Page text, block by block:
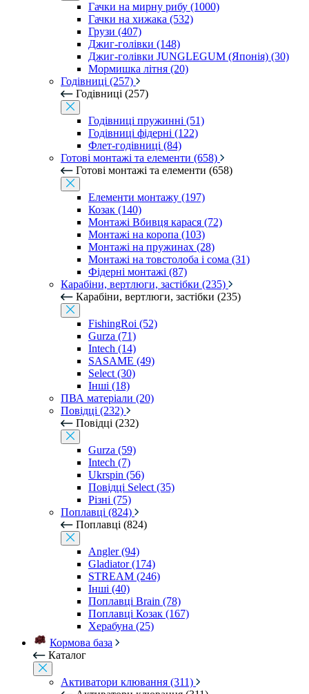
Гачки на мирну рибу (1000)
Гачки на хижака (532)
Грузи (407)
Джиг-голівки (148)
Джиг-голівки JUNGLEGUM (Японія) (30)
Мормишка літня (20)
Годівниці (257)
Годівниці (257)
Годівниці пружинні (51)
Годівниці фідерні (122)
Флет-годівниці (84)
Готові монтажі та елементи (658)
Готові монтажі та елементи (658)
Елементи монтажу (197)
Козак (140)
Монтажі Вбивця карася (72)
Монтажі на коропа (103)
Монтажі на пружинах (28)
Монтажі на товстолоба і сома (31)
Фідерні монтажі (87)
Карабіни, вертлюги, застібки (235)
Карабіни, вертлюги, застібки (235)
FishingRoi (52)
Gurza (71)
Intech (14)
SASAME (49)
Select (30)
Інші (18)
ПВА матеріали (20)
Повідці (232)
Повідці (232)
Gurza (59)
Intech (7)
Ukrspin (56)
Повідці Select (35)
Різні (75)
Поплавці (824)
Поплавці (824)
Angler (94)
Gladiator (174)
STREAM (246)
Інші (40)
Поплавці Brain (78)
Поплавці Козак (167)
Херабуна (25)
Кормова база
Каталог
Активатори клювання (311)